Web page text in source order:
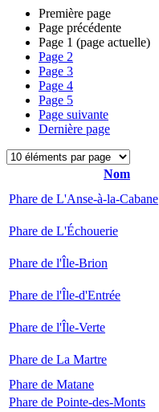
Première page
Page précédente
Page 1 (page actuelle)
Page 2
Page 3
Page 4
Page 5
Page suivante
Dernière page
Nom
Phare de L'Anse-à-la-Cabane
Phare de L'Échouerie
Phare de l'Île-Brion
Phare de l'Île-d'Entrée
Phare de l'Île-Verte
Phare de La Martre
Phare de Matane
Phare de Pointe-des-Monts